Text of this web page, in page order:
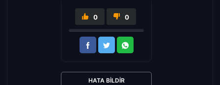
0 0
HATA BILDIR